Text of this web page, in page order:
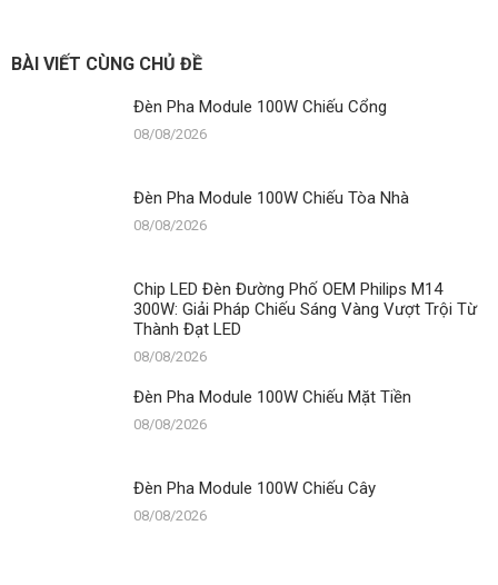
Tiền
BÀI VIẾT CÙNG CHỦ ĐỀ
Đèn Pha Module 100W Chiếu Cổng
08/08/2026
Đèn Pha Module 100W Chiếu Tòa Nhà
08/08/2026
Chip LED Đèn Đường Phố OEM Philips M14
300W: Giải Pháp Chiếu Sáng Vàng Vượt Trội Từ
Thành Đạt LED
08/08/2026
Đèn Pha Module 100W Chiếu Mặt Tiền
08/08/2026
Đèn Pha Module 100W Chiếu Cây
08/08/2026